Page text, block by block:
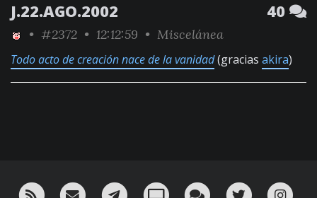
J.22.AGO.2002 40
• #2372 • 12:12:59 • Miscelánea
Todo acto de creación nace de la vanidad(gracias akira)
RSS ¡Mándame un email!¡Nuestro canal en Telegram!
Oink! TV Charla con nosotros
Twitter